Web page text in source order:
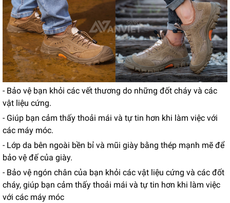
- Bảo vệ bạn khỏi các vết thương do những đốt cháy và các
vật liệu cứng.
- Giúp bạn cảm thấy thoải mái và tự tin hơn khi làm việc với
các máy móc.
- Lớp da bên ngoài bền bỉ và mũi giày bằng thép mạnh mẽ để
bảo vệ đế của giày.
- Bảo vệ ngón chân của bạn khỏi các vật liệu cứng và các đốt
cháy, giúp bạn cảm thấy thoải mái và tự tin hơn khi làm việc
với các máy móc